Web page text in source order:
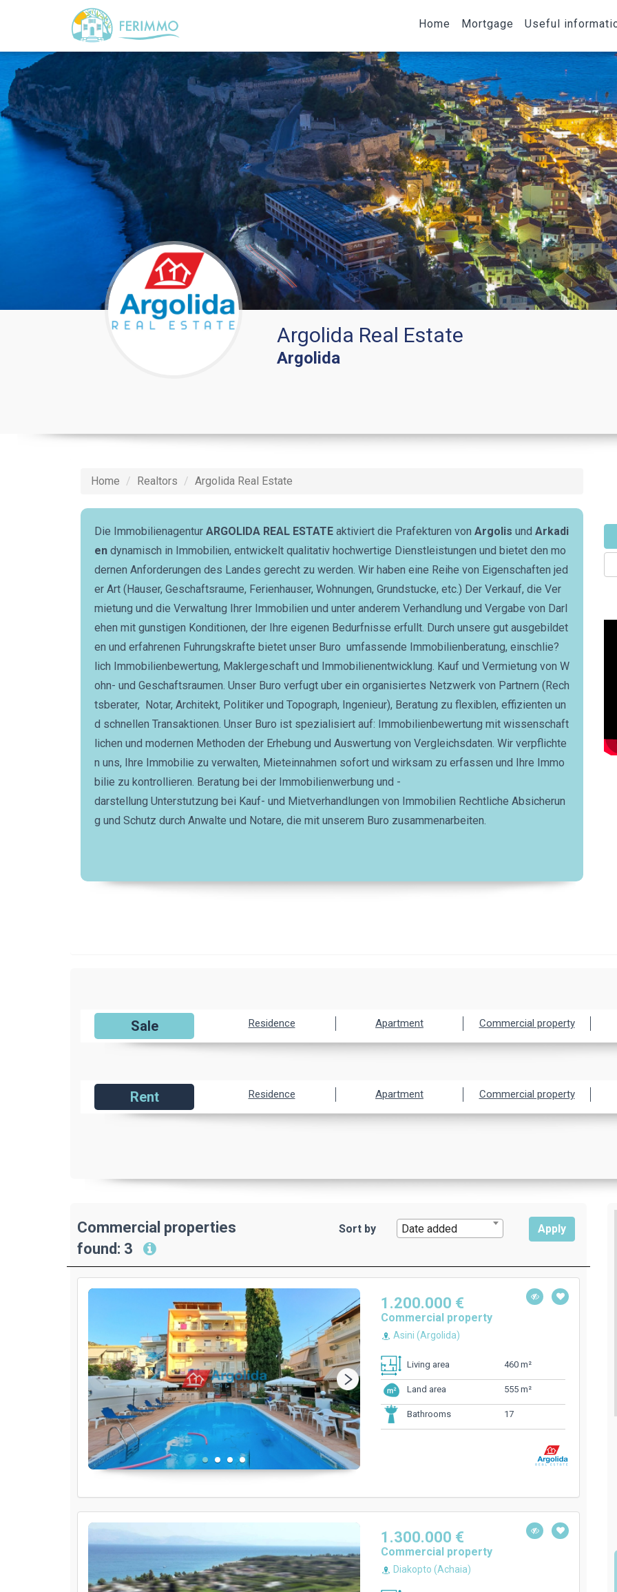
Home Mortgage Useful
Argolida Real Estate
Argolida
Home Realtors Argolida Real Estate
Die Immobilienagentur ARGOLIDA REAL ESTATE aktiviert die Prafekturen von Argolis und Arkadi
en dynamisch in Immobilien, entwickelt qualitativ hochwertige Dienstleistungen und bietet den mo
dernen Anforderungen des Landes gerecht zu werden. Wir haben eine Reihe von Eigenschaften jed
er Art (Hauser, Geschaftsraume, Ferienhauser, Wohnungen, Grundstucke, etc.) Der Verkauf, die Ver
mietung und die Verwaltung Ihrer Immobilien und unter anderem Verhandlung und Vergabe von Darl
ehen mit gunstigen Konditionen, der Ihre eigenen Bedurfnisse erfullt. Durch unsere gut ausgebildet
en und erfahrenen Fuhrungskrafte bietet unser Buro umfassende Immobilienberatung, einschlie?
lich Immobilienbewertung, Maklergeschaft und Immobilienentwicklung. Kauf und Vermietung von W
ohn- und Geschaftsraumen. Unser Buro verfugt uber ein organisiertes Netzwerk von Partnern (Rech
tsberater, Notar, Architekt, Politiker und Topograph, Ingenieur), Beratung zu flexiblen, effizienten un
d schnellen Transaktionen. Unser Buro ist spezialisiert auf: Immobilienbewertung mit wissenschaft
lichen und modernen Methoden der Erhebung und Auswertung von Vergleichsdaten. Wir verpflichte
n uns, Ihre Immobilie zu verwalten, Mieteinnahmen sofort und wirksam zu erfassen und Ihre Immo
bilie zu kontrollieren. Beratung bei der Immobilienwerbung und -
darstellung Unterstutzung bei Kauf- und Mietverhandlungen von Immobilien Rechtliche Absicherun
g und Schutz durch Anwalte und Notare, die mit unserem Buro zusammenarbeiten.
Sale Residence Apartment Commercial property
Rent Residence Apartment Commercial property
Commercial properties
found: 3
Sort by Date added
1.200.000 €
Commercial property
Asini (Argolida)
Living area 460 m²
Land area 555 m²
Bathrooms 17
1.300.000 €
Commercial property
Diakopto (Achaia)